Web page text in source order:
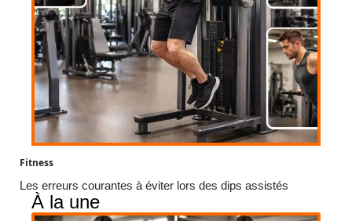
Fitness
Les erreurs courantes à éviter lors des dips assistés
À la une